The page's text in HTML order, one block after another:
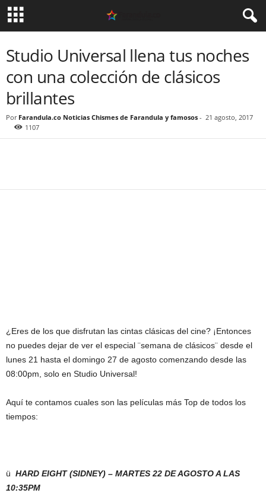
Studio Universal llena tus noches
con una colección de clásicos
brillantes
Por Farandula.co Noticias Chismes de Farandula y famosos - 21 agosto, 2017
1107
¿Eres de los que disfrutan las cintas clásicas del cine? ¡Entonces
no puedes dejar de ver el especial ¨semana de clásicos¨ desde el
lunes 21 hasta el domingo 27 de agosto comenzando desde las
08:00pm, solo en Studio Universal!
Aquí te contamos cuales son las películas más Top de todos los
tiempos:
ü HARD EIGHT (SIDNEY) – MARTES 22 DE AGOSTO A LAS
10:35PM